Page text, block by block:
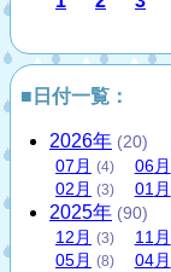
■日付一覧：
2026年 (20)
07 月 (4) 06月
02 月 (3) 01 月
2025年 (90)
12 月 (3) 11 月
05月 (8) 04月